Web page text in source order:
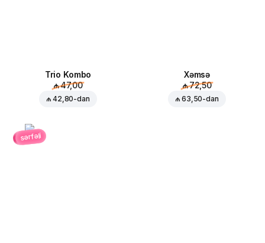
Trio Kombo
₼ 47,00
₼ 42,80-dan
Xəmsə
₼ 72,50
₼ 63,50-dan
sərfəli